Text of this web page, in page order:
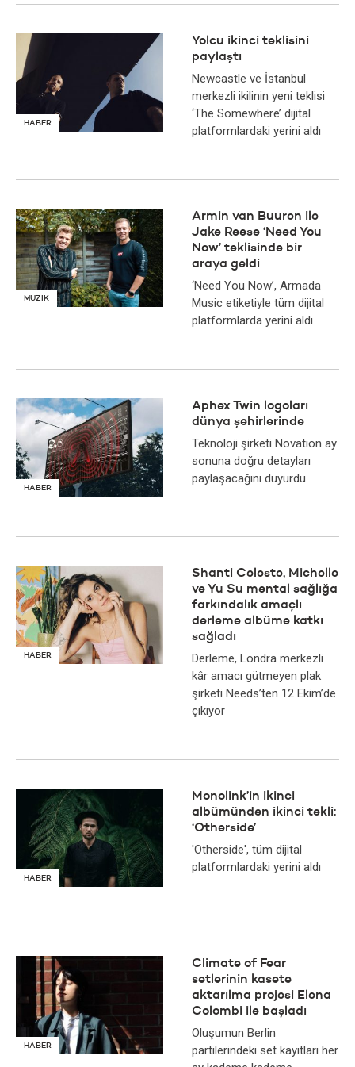
HABER
Yolcu ikinci teklisini
paylaştı
Newcastle ve İstanbul
merkezli ikilinin yeni teklisi
‘The Somewhere’ dijital
platformlardaki yerini aldı
MÜZİK
Armin van Buuren ile
Jake Reese ‘Need You
Now’ teklisinde bir
araya geldi
‘Need You Now’, Armada
Music etiketiyle tüm dijital
platformlarda yerini aldı
HABER
Aphex Twin logoları
dünya şehirlerinde
Teknoloji şirketi Novation ay
sonuna doğru detayları
paylaşacağını duyurdu
HABER
Shanti Celeste, Michelle
ve Yu Su mental sağlığa
farkındalık amaçlı
derleme albüme katkı
sağladı
Derleme, Londra merkezli
kâr amacı gütmeyen plak
şirketi Needs’ten 12 Ekim’de
çıkıyor
HABER
Monolink’in ikinci
albümünden ikinci tekli:
‘Otherside’
'Otherside', tüm dijital
platformlardaki yerini aldı
HABER
Climate of Fear
setlerinin kasete
aktarılma projesi Elena
Colombi ile başladı
Oluşumun Berlin
partilerindeki set kayıtları her